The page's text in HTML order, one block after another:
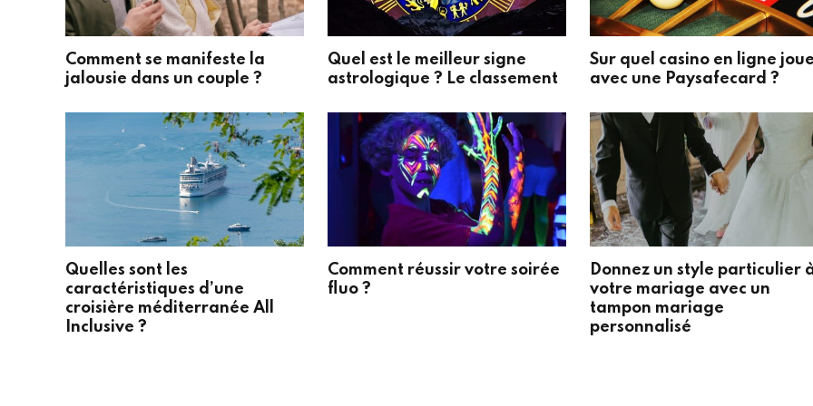
Comment se manifeste la
jalousie dans un couple ?
Quel est le meilleur signe
astrologique ? Le classement
Sur quel casino en ligne
avec une Paysafecard ?
Quelles sont les
caractéristiques d’une
croisière méditerranée All
Inclusive ?
Comment réussir votre soirée
fluo ?
Donnez un style particulier
votre mariage avec un
tampon mariage
personnalisé